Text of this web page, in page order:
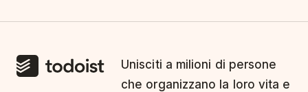
Unisciti a milioni di persone
che organizzano la loro vita e